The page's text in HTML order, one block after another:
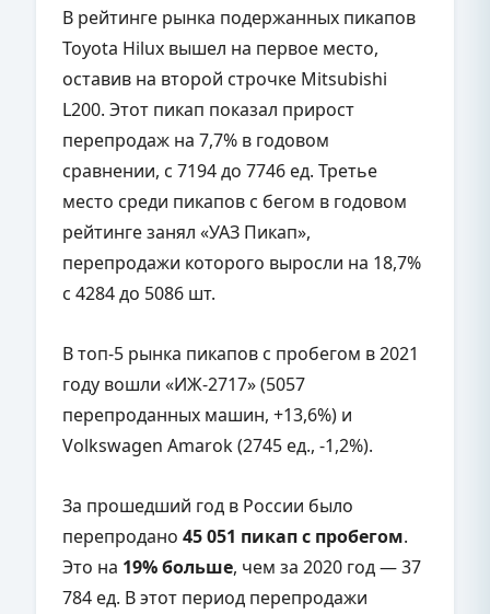
В рейтинге рынка подержанных пикапов
Toyota Hilux вышел на первое место,
оставив на второй строчке Mitsubishi
L200. Этот пикап показал прирост
перепродаж на 7,7% в годовом
сравнении, с 7194 до 7746 ед. Третье
место среди пикапов с бегом в годовом
рейтинге занял «УАЗ Пикап»,
перепродажи которого выросли на 18,7%
с 4284 до 5086 шт.
В топ-5 рынка пикапов с пробегом в 2021
году вошли «ИЖ-2717» (5057
перепроданных машин, +13,6%) и
Volkswagen Amarok (2745 ед., -1,2%).
За прошедший год в России было
перепродано 45 051 пикап с пробегом.
Это на 19% больше, чем за 2020 год — 37
784 ед. В этот период перепродажи